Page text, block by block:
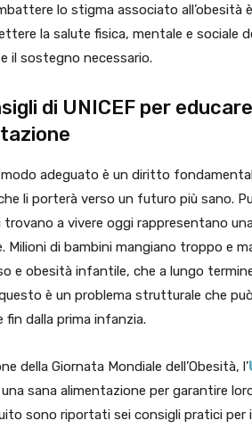
lo stigma associato all’obesità
la salute fisica, mentale e sociale
il sostegno necessario.
di UNICEF per
adeguato è un diritto
li porterà verso un futuro più sano.
trovano a vivere oggi rappresentano
Milioni di bambini mangiano troppo e
e obesità infantile, che a lungo
è un problema strutturale che
fin dalla prima infanzia.
della Giornata Mondiale dell’Obesità, l’
sana alimentazione per garantire
sono riportati sei consigli pratici